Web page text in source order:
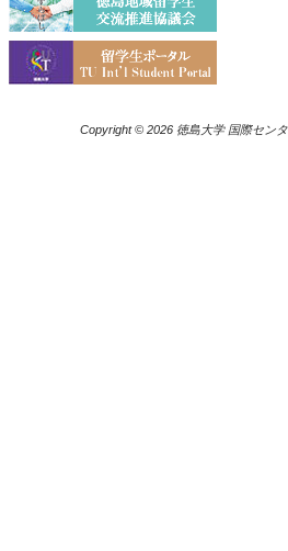
Copyright © 2026 徳島大学 国際セン